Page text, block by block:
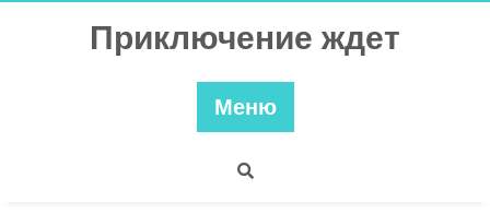
Приключение ждет
Меню